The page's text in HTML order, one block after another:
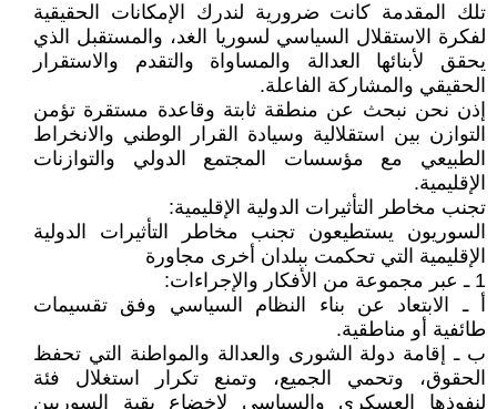
تلك المقدمة كانت ضرورية لندرك الإمكانات الحقيقية
لفكرة الاستقلال السياسي لسوريا الغد، والمستقبل الذي
يحقق لأبنائها العدالة والمساواة والتقدم والاستقرار
الحقيقي والمشاركة الفاعلة.
إذن نحن نبحث عن منطقة ثابتة وقاعدة مستقرة تؤمن
التوازن بين استقلالية وسيادة القرار الوطني والانخراط
الطبيعي مع مؤسسات المجتمع الدولي والتوازنات
الإقليمية.
تجنب مخاطر التأثيرات الدولية الإقليمية:
السوريون يستطيعون تجنب مخاطر التأثيرات الدولية
الإقليمية التي تحكمت ببلدان أخرى مجاورة
1 ـ عبر مجموعة من الأفكار والإجراءات:
أ ـ الابتعاد عن بناء النظام السياسي وفق تقسيمات
طائفية أو مناطقية.
ب ـ إقامة دولة الشورى والعدالة والمواطنة التي تحفظ
الحقوق، وتحمي الجميع، وتمنع تكرار استغلال فئة
لنفوذها العسكري والسياسي لإخضاع بقية السوريين